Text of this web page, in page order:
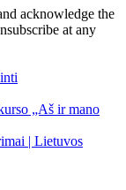
acknowledge the
at any
„Aš ir mano
| Lietuvos